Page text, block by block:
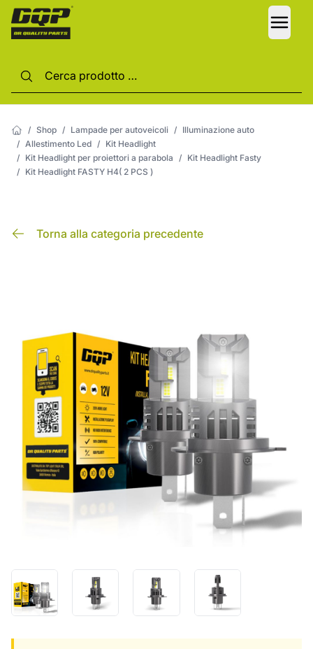
/ Shop / Lampade per autoveicoli / Illuminazione auto
/ Allestimento Led / Kit Headlight
/ Kit Headlight per proiettori a parabola / Kit Headlight Fasty
/ Kit Headlight FASTY H4( 2 PCS )
Torna alla categoria precedente